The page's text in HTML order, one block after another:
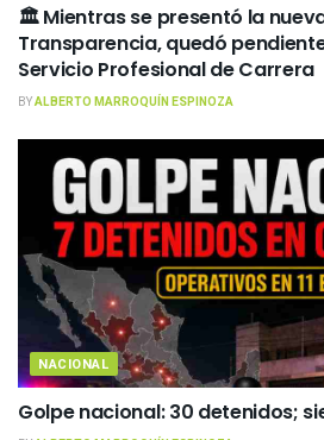
🏛️ Mientras se presentó la
Transparencia, quedó
Servicio Profesional de Carrera
BYALBERTO MARROQUÍN ESPINOZA
NACIONAL
Golpe nacional: 30 detenidos;